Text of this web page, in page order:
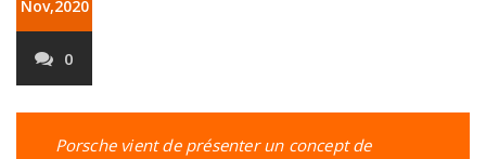
Nov,2020
0
Porsche vient de présenter un concept de